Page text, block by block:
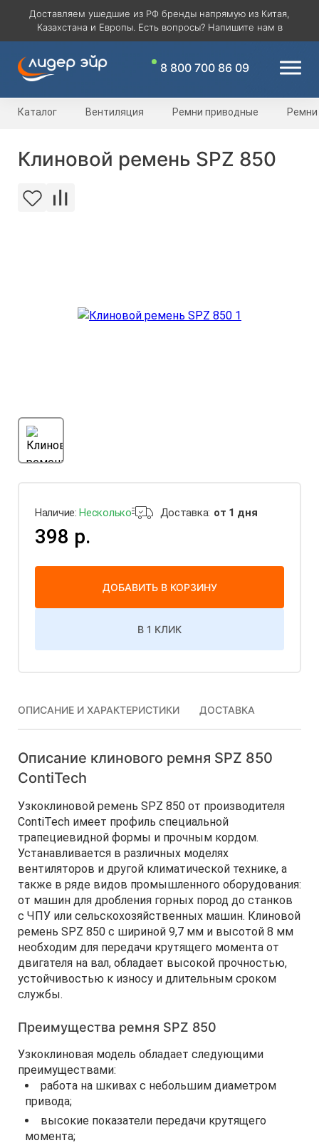
Доставляем ушедшие из РФ бренды напрямую из Китая,
Казахстана и Европы. Есть вопросы? Напишите нам в
8 800 700 86 09
Каталог Вентиляция Ремни приводные
Клиновой ремень SPZ 850
Наличие: Несколько Доставка: от 1 дня
398 р.
ДОБАВИТЬ В КОРЗИНУ
В 1 КЛИК
ОПИСАНИЕ И ХАРАКТЕРИСТИКИ ДОСТАВКА
Описание клинового ремня SPZ 850
ContiTech
Узкоклиновой ремень SPZ 850 от производителя
ContiTech имеет профиль специальной
трапециевидной формы и прочным кордом.
Устанавливается в различных моделях
вентиляторов и другой климатической технике, а
также в ряде видов промышленного оборудования:
от машин для дробления горных пород до станков
с ЧПУ или сельскохозяйственных машин. Клиновой
ремень SPZ 850 с шириной 9,7 мм и высотой 8 мм
необходим для передачи крутящего момента от
двигателя на вал, обладает высокой прочностью,
устойчивостью к износу и длительным сроком
службы.
Преимущества ремня SPZ 850
Узкоклиновая модель обладает следующими
преимуществами:
работа на шкивах с небольшим диаметром
привода;
высокие показатели передачи крутящего
момента;